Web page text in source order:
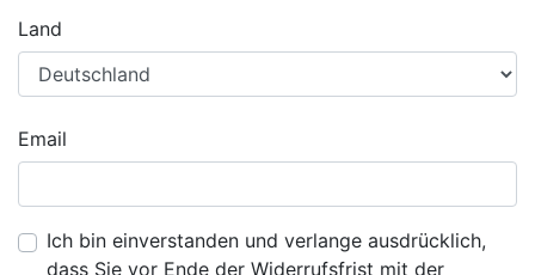
Land
Email
Ich bin einverstanden und verlange ausdrücklich,
dass Sie vor Ende der Widerrufsfrist mit der